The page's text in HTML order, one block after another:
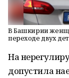
В Башкирии
переходе двух
На
допустила